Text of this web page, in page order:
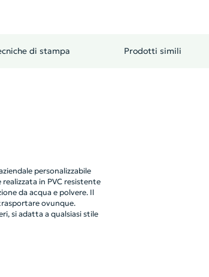
di stampa Prodotti simili
personalizzabile
in PVC resistente
da acqua e polvere. Il
ovunque.
si adatta a qualsiasi stile